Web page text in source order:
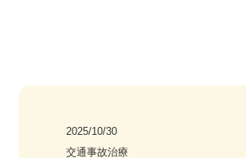
2025/10/30
交通事故治療